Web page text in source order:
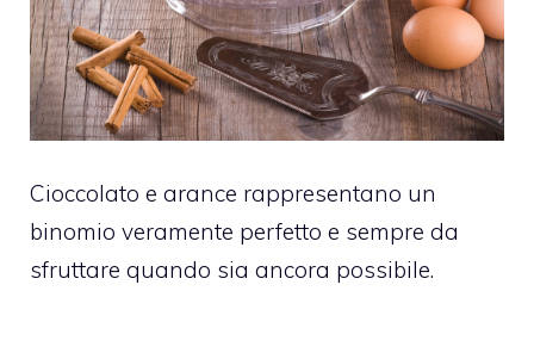
Cioccolato e arance rappresentano un
binomio veramente perfetto e sempre da
sfruttare quando sia ancora possibile.